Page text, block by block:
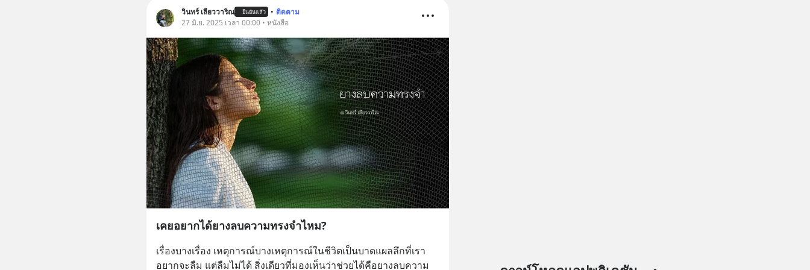
วินทร์ เลียววาริณ ยืนยันแล้ว • ติดตาม
27 มิ.ย. 2025 เวลา 00:00 • หนังสือ
เคยอยากได้ยางลบความทรงจำไหม?
เรื่องบางเรื่อง เหตุการณ์บางเหตุการณ์ในชีวิตเป็นบาดแผลลึกที่เรา
อยากจะลืม แต่ลืมไม่ได้ สิ่งเดียวที่มองเห็นว่าช่วยได้คือยางลบความ